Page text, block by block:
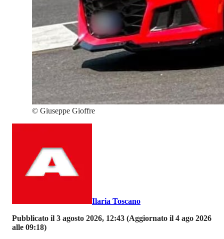
© Giuseppe Gioffre
Ilaria Toscano
Pubblicato il 3 agosto 2026, 12:43 (Aggiornato il 4 ago 2026
alle 09:18)